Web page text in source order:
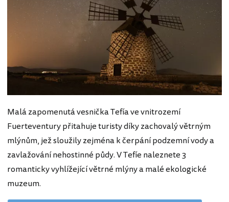
Malá zapomenutá vesnička Tefía ve vnitrozemí
Fuerteventury přitahuje turisty díky zachovalý větrným
mlýnům, jež sloužily zejména k čerpání podzemní vody a
zavlažování nehostinné půdy. V Tefíe naleznete 3
romanticky vyhlížející větrné mlýny a malé ekologické
muzeum.